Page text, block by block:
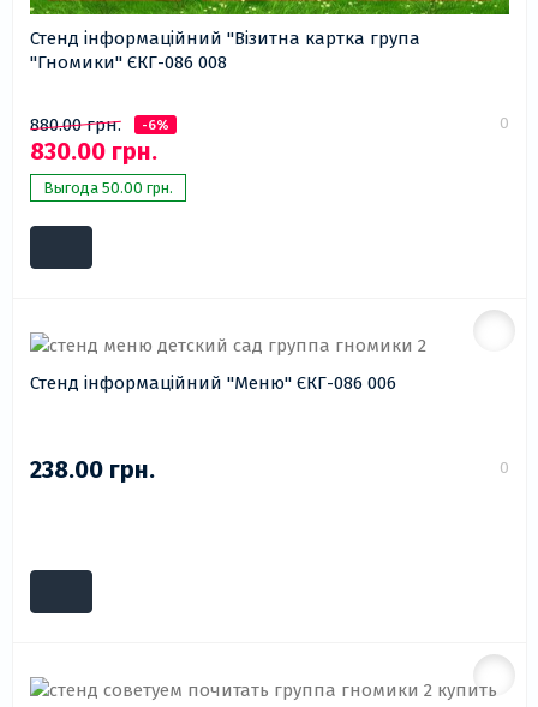
Стенд інформаційний "Візитна картка група
"Гномики" ЄКГ-086 008
880.00 грн. -6%
830.00 грн.
Выгода 50.00 грн.
0
Стенд інформаційний "Меню" ЄКГ-086 006
238.00 грн. 0